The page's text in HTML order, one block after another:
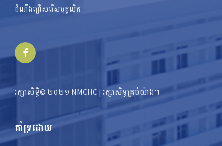
ដំណឹងជ្រើសរើសបុគ្គលិក
Facebook
រក្សាសិទ្ធិ© ២០២១ NMCHC | រក្សា​​សិទ្ធ​គ្រប់យ៉ាង។
គាំទ្រដោយ